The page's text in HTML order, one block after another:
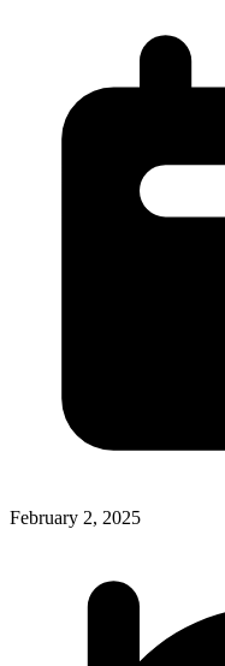
February 2, 2025